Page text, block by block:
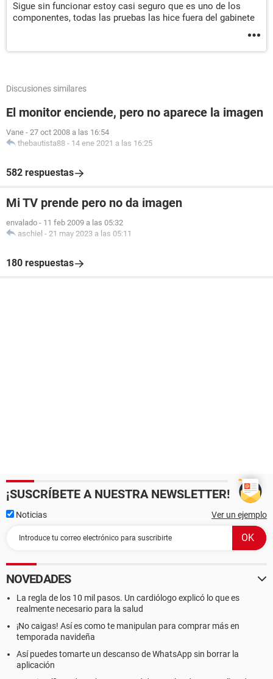
Sigue sin funcionar estoy casi seguro que es uno de los
componentes, todas las pruebas las hice fuera del gabinete
Discusiones similares
El monitor enciende, pero no aparece la imagen
Vane - 27 oct 2008 a las 16:54
thebautista88 - 14 ene 2021 a las 16:25
582 respuestas
Mi TV prende pero no da imagen
envalado - 11 feb 2009 a las 05:32
aschiel - 21 may 2023 a las 05:11
180 respuestas
¡SUSCRÍBETE A NUESTRA NEWSLETTER!
Noticias Ver un ejemplo
NOVEDADES
La regla de los 10 mil pasos. Un cardiólogo explicó lo que es
realmente necesario para la salud
¡No caigas! Así es como te manipulan para comprar más en
temporada navideña
Así puedes tomarte un descanso de WhatsApp sin borrar la
aplicación